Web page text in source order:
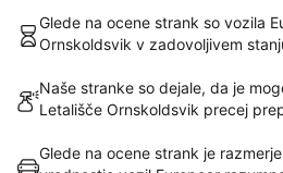
Glede na ocene strank so vozila
Ornskoldsvik v zadovoljivem
Naše stranke so dejale, da je
Letališče Ornskoldsvik precej
Glede na ocene strank je